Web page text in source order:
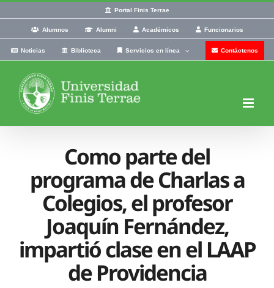
content
Portal Finis Terrae
Alumnos Alumni Académicos Funcionarios
Noticias Biblioteca Servicios en línea Contáctenos
Como parte del
programa de Charlas a
Colegios, el profesor
Joaquín Fernández,
impartió clase en el LAAP
de Providencia